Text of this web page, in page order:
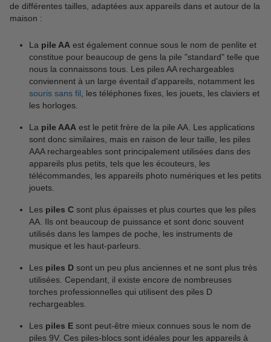
de différentes tailles, adaptées aux appareils dans et autour de la
maison :
La pile AA est également connue sous le nom de penlite et
constitue pour beaucoup de gens la pile "standard" telle que
nous la connaissons tous. Les piles AA rechargeables
conviennent à un large éventail d'appareils, notamment les
souris sans fil , les téléphones fixes, les jouets, les claviers et
les horloges.
La pile AAA est le petit frère de la pile AA. Les applications
sont donc similaires, mais en raison de leur taille, les piles
AAA rechargeables sont principalement utilisées dans des
appareils plus petits, tels que les écouteurs, les
télécommandes, les appareils photo numériques et les petits
jouets.
Les piles C sont plus épaisses et plus courtes que les piles
AA. Ils ont beaucoup de puissance et sont donc souvent
utilisés dans les lampes de poche, les instruments de
musique et les haut-parleurs.
Les piles D sont un peu plus anciennes et ne sont plus très
utilisées. Cependant, il existe encore de nombreuses
torches professionnelles qui utilisent des piles D
rechargeables.
Les piles E sont peut-être mieux connues sous le nom de
piles 9V. Ces piles-blocs sont idéales pour les appareils à